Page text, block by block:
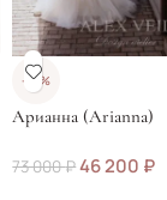
-37%
Арианна (Arianna)
73 000₽46 200 ₽